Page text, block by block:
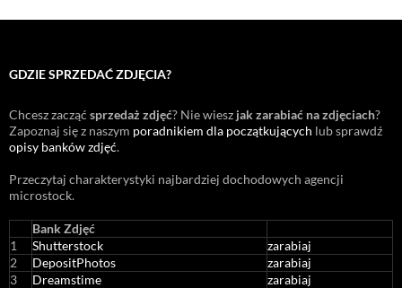
wpisach
GDZIE SPRZEDAĆ ZDJĘCIA?
Chcesz zacząć sprzedaż zdjęć? Nie wiesz jak zarabiać na zdjęciach?
Zapoznaj się z naszym poradnikiem dla początkujących lub sprawdź
opisy banków zdjęć.
Przeczytaj charakterystyki najbardziej dochodowych agencji
microstock.
Bank Zdjęć
1
Shutterstock
zarabiaj
2
DepositPhotos
zarabiaj
3
Dreamstime
zarabiaj